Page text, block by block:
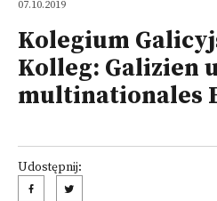
07.10.2019
Kolegium
Kolleg: Galizien
multinationales
Udostępnij: